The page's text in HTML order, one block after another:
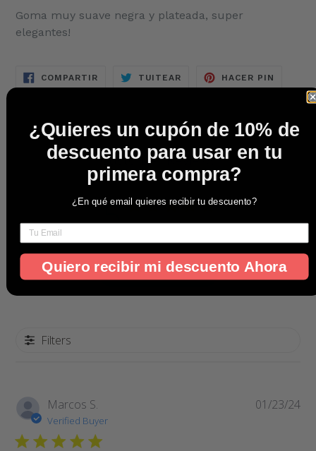
Goma muy suave negra y plateada, super
elegantes!
COMPARTIRCOMPARTIR
EN
TUITEAR TUITEARHACER PIN
Customer Reviews
5 Based on 1 review
Write A Review
Filters
Marcos S.
Verified Buyer
01/23/24
¿Quieres un cupón de 10% de
descuento para usar en tu
primera compra?
¿En qué email quieres recibir tu descuento?
Quiero recibir mi descuento Ahora